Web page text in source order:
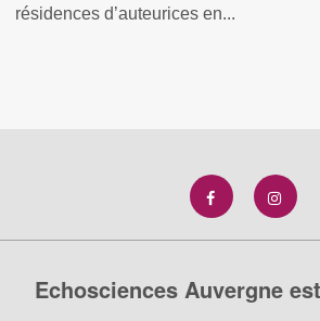
résidences d’auteurices en...
Echosciences Auvergne